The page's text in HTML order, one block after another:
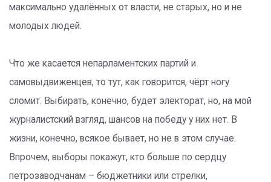
максимально удалённых от власти, не старых, но и не
молодых людей.
Что же касается непарламентских партий и
самовыдвиженцев, то тут, как говорится, чёрт ногу
сломит. Выбирать, конечно, будет электорат, но, на мой
журналистский взгляд, шансов на победу у них нет. В
жизни, конечно, всякое бывает, но не в этом случае.
Впрочем, выборы покажут, кто больше по сердцу
петрозаводчанам – бюджетники или стрелки,